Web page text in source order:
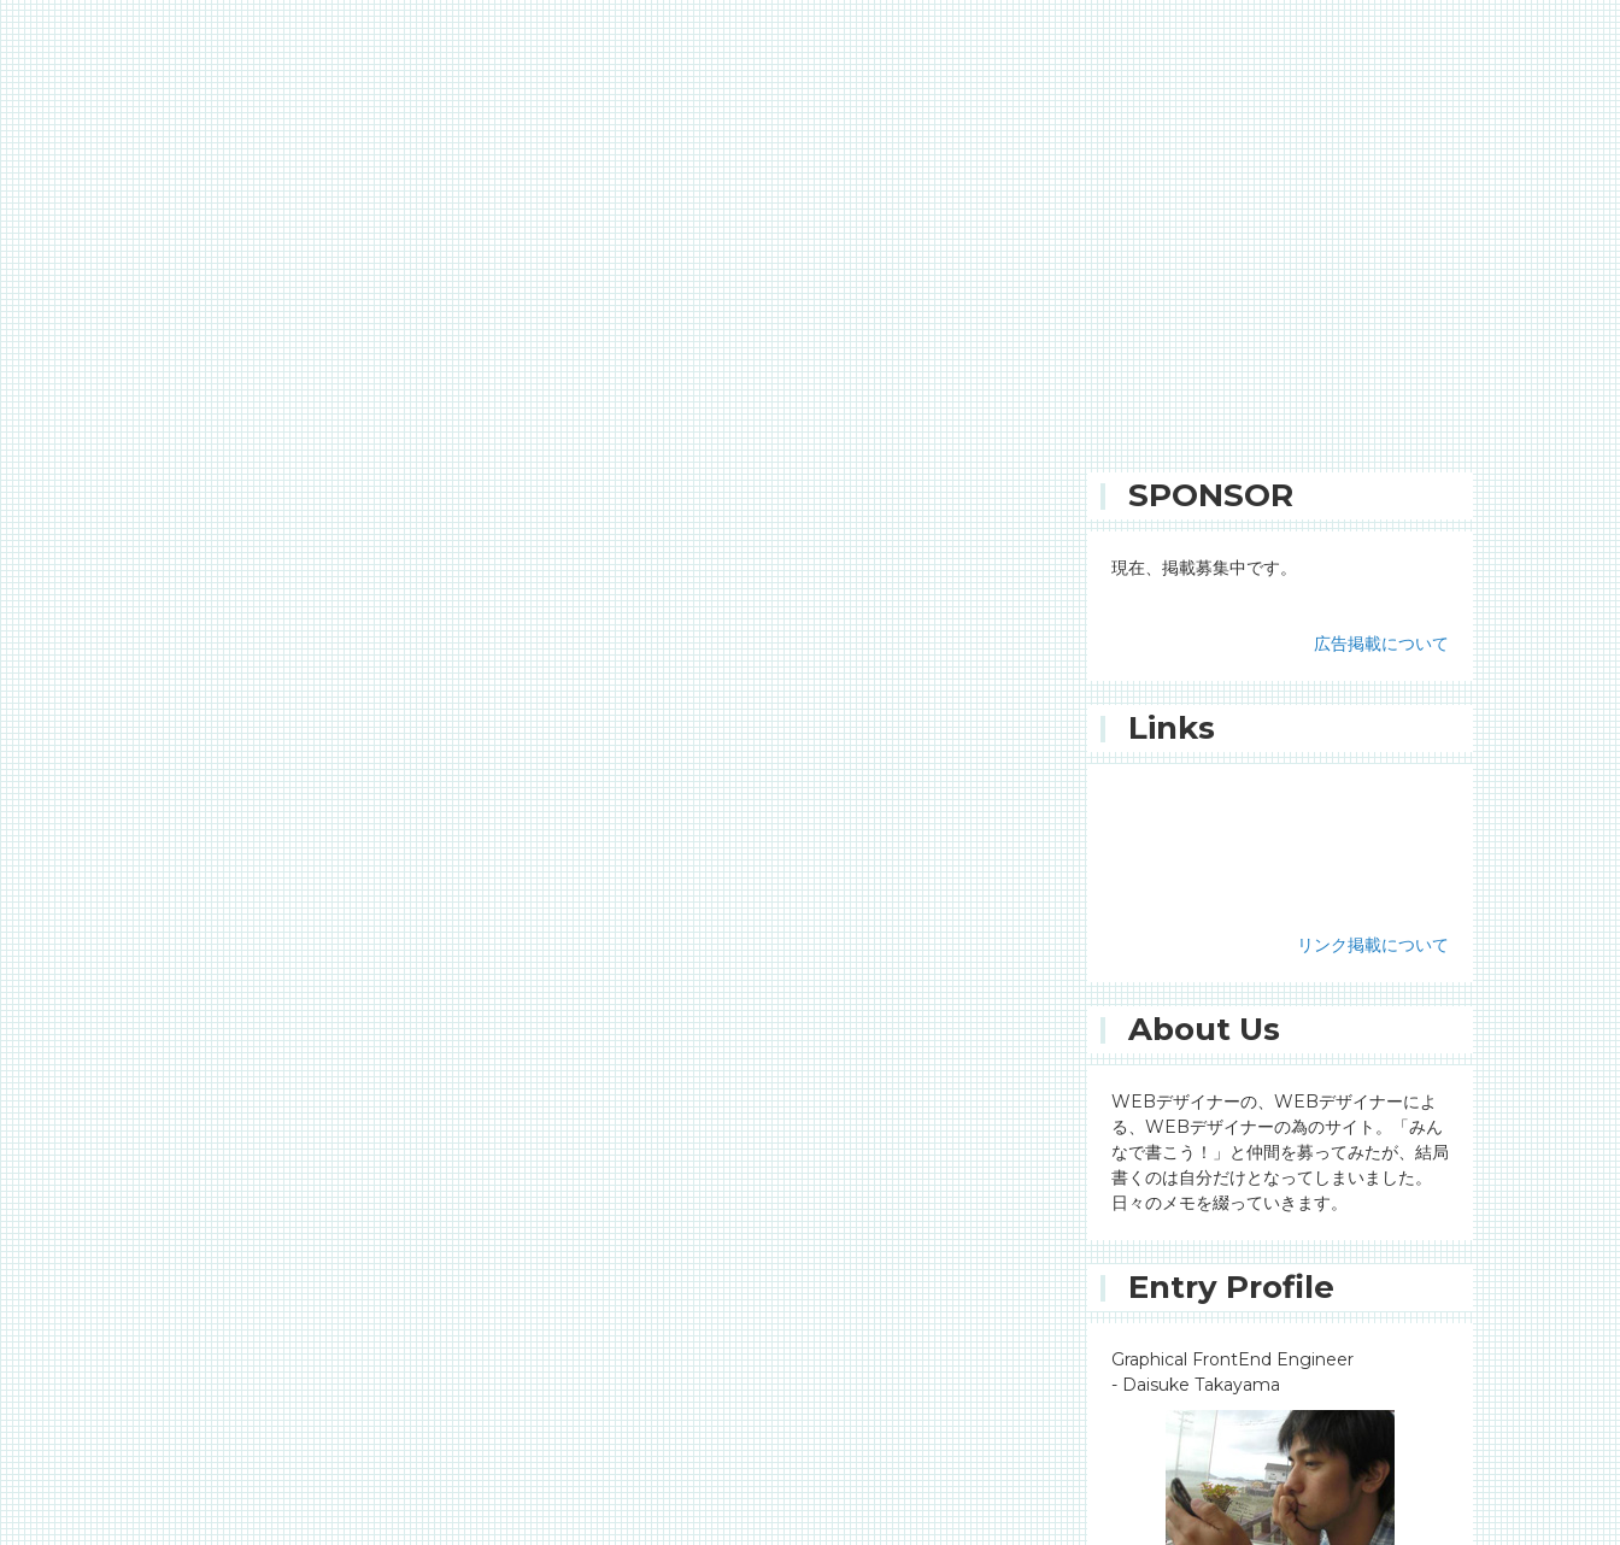
SPONSOR
現在、掲載募集中です。
広告掲載について
Links
リンク掲載について
About Us
WEBデザイナーの、WEBデザイナーによ
る、WEBデザイナーの為のサイト。「みん
なで書こう！」と仲間を募ってみたが、結局
書くのは自分だけとなってしまいました。
日々のメモを綴っていきます。
Entry Profile
Graphical FrontEnd Engineer
- Daisuke Takayama